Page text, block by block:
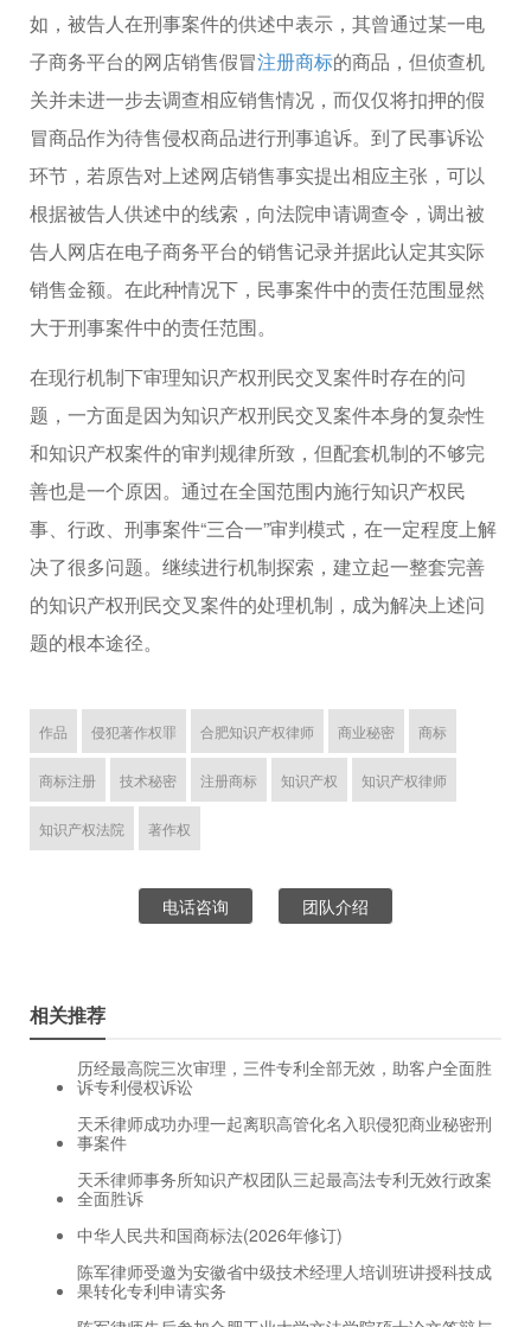
如，被告人在刑事案件的供述中表示，其曾通过某一电
子商务平台的网店销售假冒注册商标的商品，但侦查机
关并未进一步去调查相应销售情况，而仅仅将扣押的假
冒商品作为待售侵权商品进行刑事追诉。到了民事诉讼
环节，若原告对上述网店销售事实提出相应主张，可以
根据被告人供述中的线索，向法院申请调查令，调出被
告人网店在电子商务平台的销售记录并据此认定其实际
销售金额。在此种情况下，民事案件中的责任范围显然
大于刑事案件中的责任范围。
在现行机制下审理知识产权刑民交叉案件时存在的问
题，一方面是因为知识产权刑民交叉案件本身的复杂性
和知识产权案件的审判规律所致，但配套机制的不够完
善也是一个原因。通过在全国范围内施行知识产权民
事、行政、刑事案件“三合一”审判模式，在一定程度上解
决了很多问题。继续进行机制探索，建立起一整套完善
的知识产权刑民交叉案件的处理机制，成为解决上述问
题的根本途径。
作品 侵犯著作权罪 合肥知识产权律师 商业秘密 商标
商标注册 技术秘密 注册商标 知识产权 知识产权律师
知识产权法院 著作权
电话咨询 团队介绍
相关推荐
历经最高院三次审理，三件专利全部无效，助客户全面胜
诉专利侵权诉讼
天禾律师成功办理一起离职高管化名入职侵犯商业秘密刑
事案件
天禾律师事务所知识产权团队三起最高法专利无效行政案
全面胜诉
中华人民共和国商标法(2026年修订)
陈军律师受邀为安徽省中级技术经理人培训班讲授科技成
果转化专利申请实务